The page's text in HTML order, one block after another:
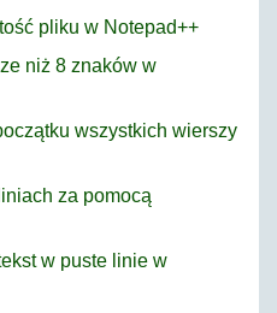
pliku w Notepad++
niż 8 znaków w
wszystkich wierszy
za pomocą
w puste linie w